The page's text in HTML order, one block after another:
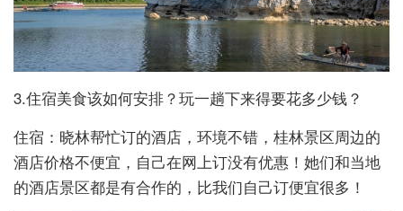
3.住宿美食该如何安排？玩一趟下来得要花多少钱？
住宿：晓林帮忙订的酒店，环境不错，桂林景区周边的
酒店价格不便宜，自己在网上订没有优惠！她们和当地
的酒店景区都是有合作的，比我们自己订便宜很多！